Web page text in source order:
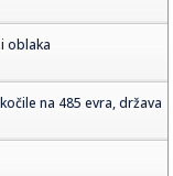
oblaka
na 485 evra, država